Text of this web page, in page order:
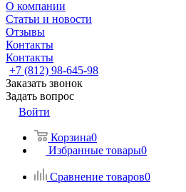
О компании
Статьи и новости
Отзывы
Контакты
Контакты
+7 (812) 98-645-98
Заказать звонок
Задать вопрос
Войти
Корзина0
Избранные товары0
Сравнение товаров0